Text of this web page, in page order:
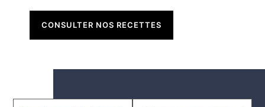
CONSULTER NOS RECETTES